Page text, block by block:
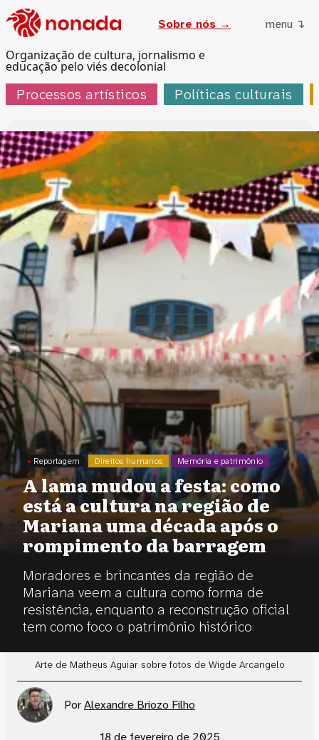
Organização de cultura, jornalismo e
educação pelo viés decolonial
Sobre nós → menu ↴
Processos artísticos Políticas culturais
Direitos humanos Memória e patrimônio
Reportagem
A lama mudou a festa: como
está a cultura na região de
Mariana uma década após o
rompimento da barragem
Moradores e brincantes da região de
Mariana veem a cultura como forma de
resistência, enquanto a reconstrução oficial
tem como foco o patrimônio histórico
Arte de Matheus Aguiar sobre fotos de Wigde Arcangelo
PorAlexandre Briozo Filho
18 de fevereiro de 2025